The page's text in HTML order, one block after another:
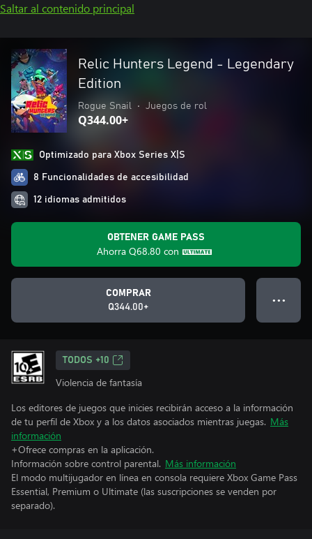
Saltar al contenido principal
Relic Hunters Legend - Legendary
Edition
Rogue Snail • Juegos de rol
Q344.00+
Optimizado para Xbox Series X|S
8 Funcionalidades de accesibilidad
12 idiomas admitidos
OBTENER GAME PASS
Ahorra Q68.80 con
COMPRAR
Q344.00+
● ● ●
TODOS +10
Violencia de fantasía
Los editores de juegos que inicies recibirán acceso a la información
de tu perfil de Xbox y a los datos asociados mientras juegas. Más
información
+Ofrece compras en la aplicación.
Información sobre control parental. Más información
El modo multijugador en línea en consola requiere Xbox Game Pass
Essential, Premium o Ultimate (las suscripciones se venden por
separado).